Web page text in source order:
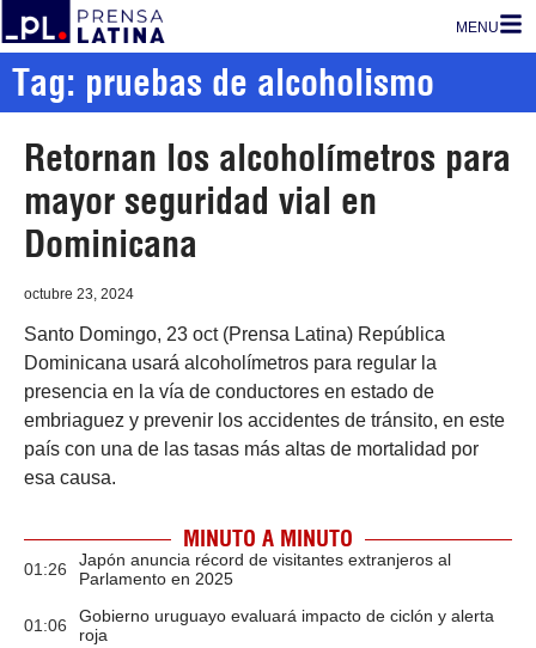
MENU
Tag: pruebas de alcoholismo
Retornan los alcoholímetros para
mayor seguridad vial en
Dominicana
octubre 23, 2024
Santo Domingo, 23 oct (Prensa Latina) República
Dominicana usará alcoholímetros para regular la
presencia en la vía de conductores en estado de
embriaguez y prevenir los accidentes de tránsito, en este
país con una de las tasas más altas de mortalidad por
esa causa.
MINUTO A MINUTO
01:26
Japón anuncia récord de visitantes extranjeros al
Parlamento en 2025
01:06
Gobierno uruguayo evaluará impacto de ciclón y alerta
roja